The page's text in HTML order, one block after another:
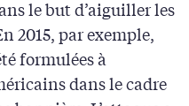
le but d’aiguiller les
2015, par exemple,
formulées à
dans le cadre